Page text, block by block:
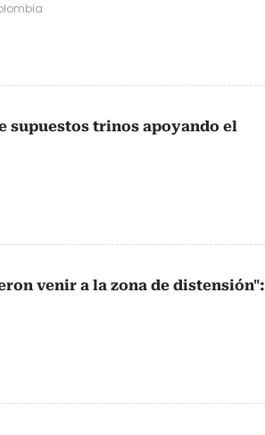
supuestos trinos apoyando el
venir a la zona de distensión":